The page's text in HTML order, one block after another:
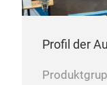
Profil der